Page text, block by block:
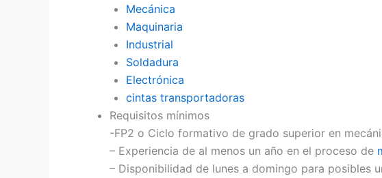
Mecánica
Maquinaria
Industrial
Soldadura
Electrónica
cintas transportadoras
Requisitos mínimos
-FP2 o Ciclo formativo de grado superior en
– Experiencia de al menos un año en el proceso de
– Disponibilidad de lunes a domingo para posibles